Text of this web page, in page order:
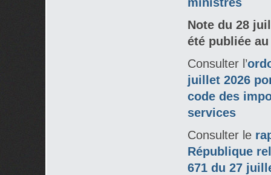
Note du 28
été publiée
Consulter l’
juillet 2026
code des
services
Consulter le
République
671 du 27